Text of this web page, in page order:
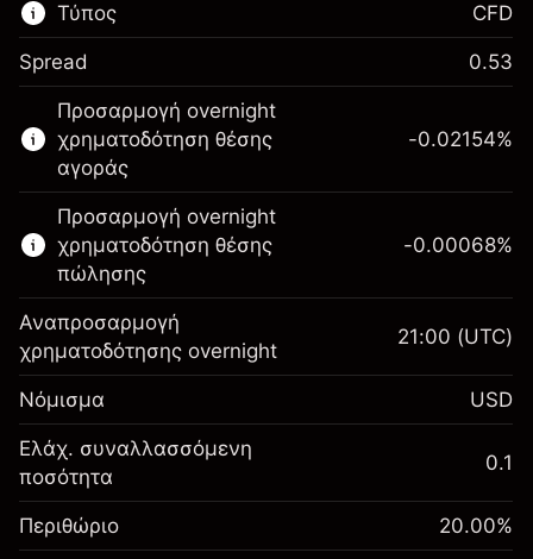
Τύπος
Αυτή η χρηματοπιστωτική αγορά είναι
διαθέσιμη για διαπραγμάτευση CFD.
Μάθετε περισσότερα σχετικά με:
CFDs
CFD
Spread 0.53
Προσαρμογή overnight
χρηματοδότηση θέσης
αγοράς
Περιθώριο. Η επένδυσή
σας
$1,000.00
Αναπροσαρμογή
χρηματοδότησης κατά
τη διάρκεια της νύχτας
Χρεώσεις από την πλήρη αξία
της θέσης
%
(-$1.08)
-0.02154%
Προσαρμογή overnight
χρηματοδότηση θέσης
πώλησης
Περιθώριο. Η επένδυσή
σας
Αναπροσαρμογή
-0.00068%
Αναπροσαρμογή
χρηματοδότησης overnight
21:00 (UTC)
Νόμισμα USD
Ελάχ. συναλλασσόμενη
ποσότητα
0.1
Περιθώριο 20.00%